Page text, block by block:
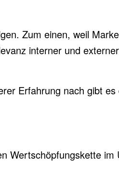
Zum einen, weil
interner und
Erfahrung nach gibt
Wertschöpfungskette im